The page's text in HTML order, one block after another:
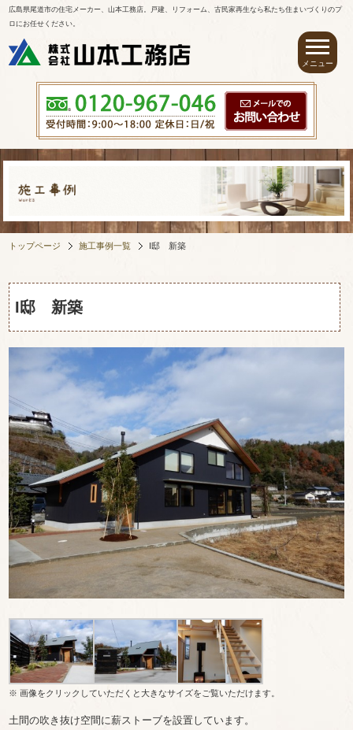
広島県尾道市の住宅メーカー、山本工務店。戸建、リフォーム、古民家再生なら私たち住まいづくりのプ
ロにお任せください。
トップページ 施工事例一覧 I邸 新築
I邸 新築
※ 画像をクリックしていただくと大きなサイズをご覧いただけます。
土間の吹き抜け空間に薪ストーブを設置しています。